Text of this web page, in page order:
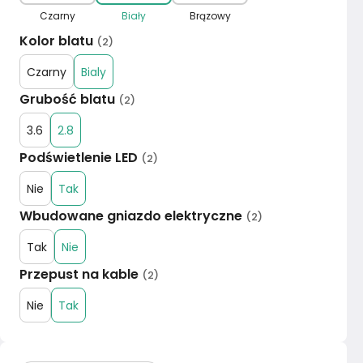
Czarny Biały Brązowy
Kolor blatu (2)
Czarny Bialy
Grubość blatu (2)
3.6 2.8
Podświetlenie LED (2)
Nie Tak
Wbudowane gniazdo elektryczne (2)
Tak Nie
Przepust na kable (2)
Nie Tak